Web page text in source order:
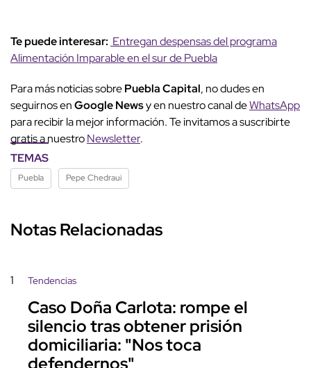
Te puede interesar: Entregan despensas del programa
Alimentación Imparable en el sur de Puebla
Para más noticias sobrePuebla Capital, no dudes en
seguirnos enGoogle Newsy en nuestro canal deWhatsApp
para recibir la mejor información. Te invitamos a suscribirte
gratis a nuestroNewsletter.
TEMAS
Puebla Pepe Chedraui
Notas Relacionadas
1 Tendencias
Caso Doña Carlota: rompe el
silencio tras obtener prisión
domiciliaria: "Nos toca